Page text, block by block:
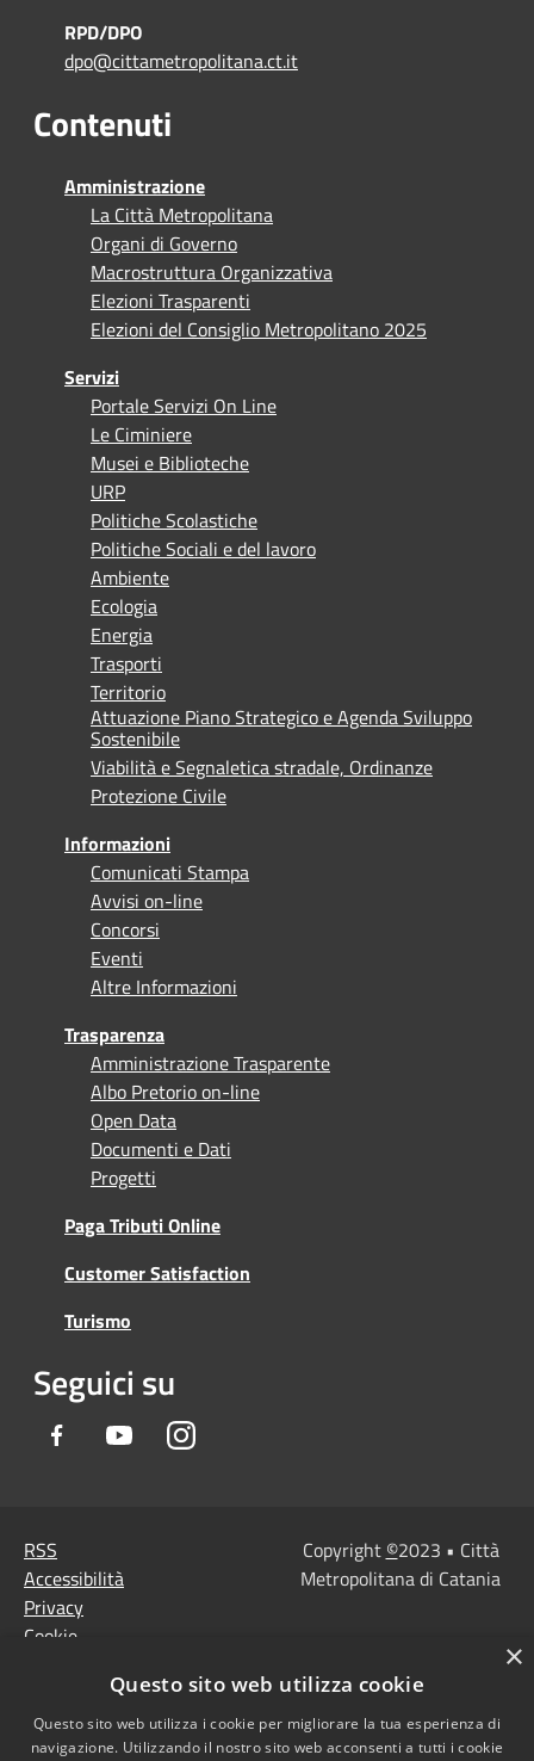
RPD/DPO
dpo@cittametropolitana.ct.it
Contenuti
Amministrazione
La Città Metropolitana
Organi di Governo
Macrostruttura Organizzativa
Elezioni Trasparenti
Elezioni del Consiglio Metropolitano 2025
Servizi
Portale Servizi On Line
Le Ciminiere
Musei e Biblioteche
URP
Politiche Scolastiche
Politiche Sociali e del lavoro
Ambiente
Ecologia
Energia
Trasporti
Territorio
Attuazione Piano Strategico e Agenda Sviluppo
Sostenibile
Viabilità e Segnaletica stradale, Ordinanze
Protezione Civile
Informazioni
Comunicati Stampa
Avvisi on-line
Concorsi
Eventi
Altre Informazioni
Trasparenza
Amministrazione Trasparente
Albo Pretorio on-line
Open Data
Documenti e Dati
Progetti
Paga Tributi Online
Customer Satisfaction
Turismo
Seguici su
Facebook YoutubeInstagram
RSS
Accessibilità
Privacy
Cookie
Note Legali
Agenzia per l'Italia
Copyright ©2023 • Città
Metropolitana di Catania
×
Questo sito web utilizza cookie
Questo sito web utilizza i cookie per migliorare la tua esperienza di
navigazione. Utilizzando il nostro sito web acconsenti a tutti i cookie